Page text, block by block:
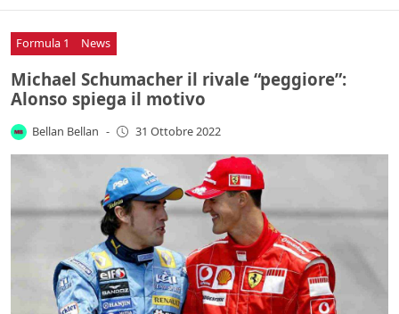
Formula 1 News
Michael Schumacher il rivale “peggiore”:
Alonso spiega il motivo
Bellan Bellan - 31 Ottobre 2022